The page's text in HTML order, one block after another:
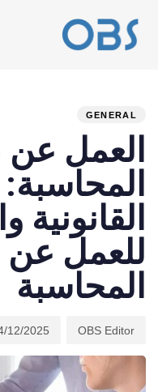
GENERAL
العمل
القانونية
للعمل عن
المحاسبة
OBS Editor
12/2025